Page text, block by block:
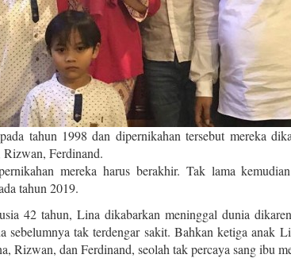
tahun 1998 dan dipernikahan tersebut mereka
Ferdinand.
mereka harus berakhir. Tak lama
tahun 2019.
42 tahun, Lina dikabarkan meninggal dunia
sebelumnya tak terdengar sakit. Bahkan ketiga anak
Rizwan, dan Ferdinand, seolah tak percaya sang ibu